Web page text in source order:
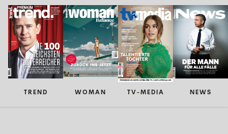
TREND WOMAN TV-MEDIA NEWS